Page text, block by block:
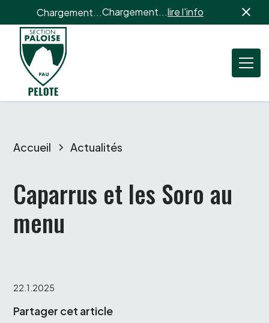
Chargement...Chargement...lire l'info
Accueil Actualités
Caparrus et les Soro au
menu
22.1.2025
Partager cet article